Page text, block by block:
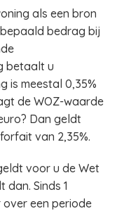
als een bron
bedrag bij
betaalt u
is meestal 0,35%
de WOZ-waarde
Dan geldt
van 2,35%.
voor u de Wet
Sinds 1
over een periode